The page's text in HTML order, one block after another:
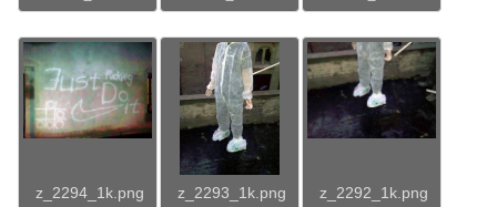
z_2294_1k.png z_2293_1k.png z_2292_1k.png